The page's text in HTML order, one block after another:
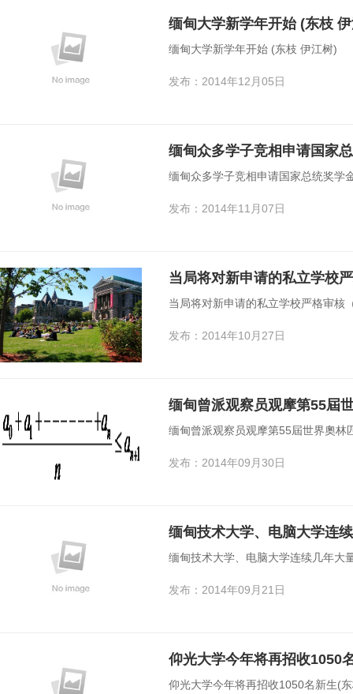
缅甸大学新学年开始 (东枝
缅甸大学新学年开始 (东枝 伊江树)
发布：2014年12月05日
缅甸众多学子竞相申请国家
发布：2014年11月07日
当局将对新申请的私立学校
当局将对新申请的私立学校严格审核
发布：2014年10月27日
缅甸曾派观察员观摩第55屆世界奧林
发布：2014年09月30日
缅甸技术大学、电脑大学连续几年大
发布：2014年09月21日
仰光大学今年将再招收1050
仰光大学今年将再招收1050名新生(